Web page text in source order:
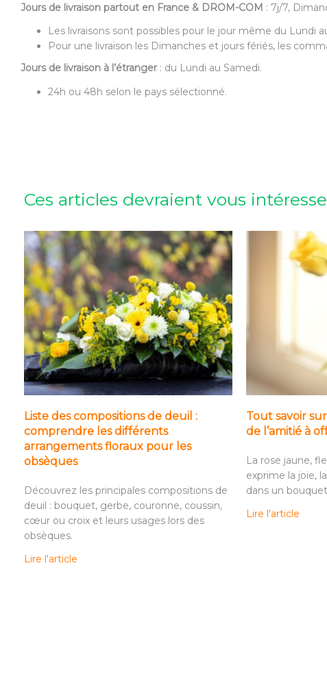
Jours de livraison partout en France & DROM-COM : 7j/7,
Les livraisons sont possibles pour le jour même du Lundi
Pour une livraison les Dimanches et jours fériés, les
Jours de livraison à l’étranger : du Lundi au Samedi.
24h ou 48h selon le pays sélectionné.
Ces articles devraient vous
Liste des compositions de deuil :
comprendre les différents
arrangements floraux pour les
obsèques
Découvrez les principales compositions de
deuil : bouquet, gerbe, couronne, coussin,
cœur ou croix et leurs usages lors des
obsèques.
Lire l'article
Tout savoir
de l’amitié à
La rose jaune,
exprime la joie,
dans un
Lire l'article